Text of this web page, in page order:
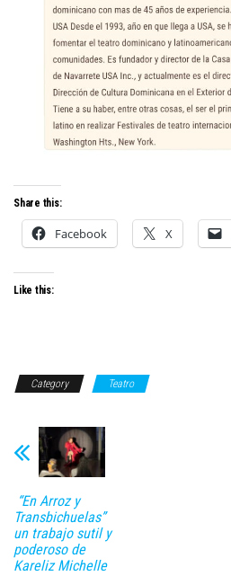
Share this:
Facebook X
Like this:
Category Teatro
“En Arroz y
Transbichuelas”
un trabajo sutil y
poderoso de
Kareliz Michelle